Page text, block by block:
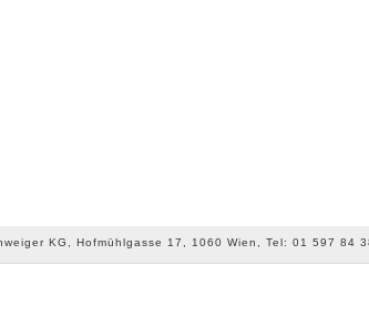
KG, Hofmühlgasse 17, 1060 Wien, Tel: 01 597 84